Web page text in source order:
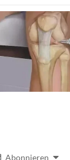
Abonnieren